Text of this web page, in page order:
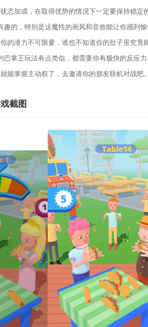
态加成，在取得优势的情况下一定要保持稳定
趣的，特别是这魔性的画风和音效能让你感到
的潜力不可限量，谁也不知道你的肚子里究竟
巴掌王玩法有点类似，都需要你有极快的反应
能掌握主动权了，去邀请你的朋友联机对战吧。
截图